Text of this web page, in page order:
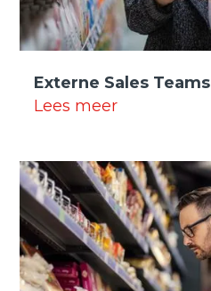
Externe Sales Teams
Lees meer